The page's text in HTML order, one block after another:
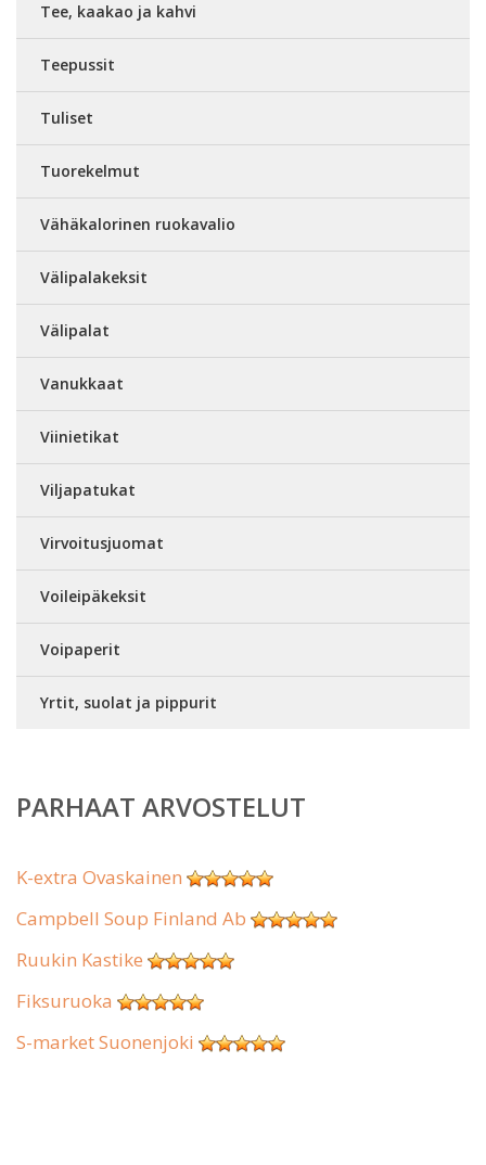
Tee, kaakao ja kahvi
Teepussit
Tuliset
Tuorekelmut
Vähäkalorinen ruokavalio
Välipalakeksit
Välipalat
Vanukkaat
Viinietikat
Viljapatukat
Virvoitusjuomat
Voileipäkeksit
Voipaperit
Yrtit, suolat ja pippurit
PARHAAT ARVOSTELUT
K-extra Ovaskainen
Campbell Soup Finland Ab
Ruukin Kastike
Fiksuruoka
S-market Suonenjoki